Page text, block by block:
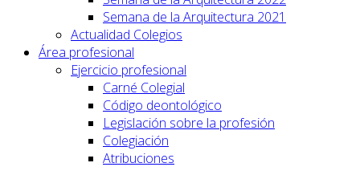
Semana de la Arquitectura 2021
Actualidad Colegios
Área profesional
Ejercicio profesional
Carné Colegial
Código deontológico
Legislación sobre la profesión
Colegiación
Atribuciones